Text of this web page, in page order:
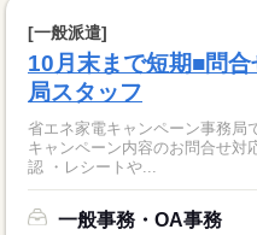
[一般派遣]
10月末まで短期■問
局スタッフ
省エネ家電キャンペーン事務局でのお仕事で
キャンペーン内容のお問合せ対
認 ・レシートや...
一般事務・OA事務